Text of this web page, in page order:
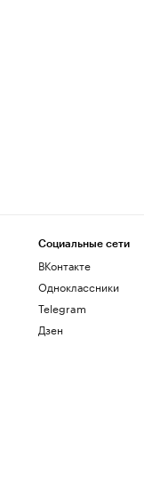
Социальные сети
ВКонтакте
Одноклассники
Telegram
Дзен